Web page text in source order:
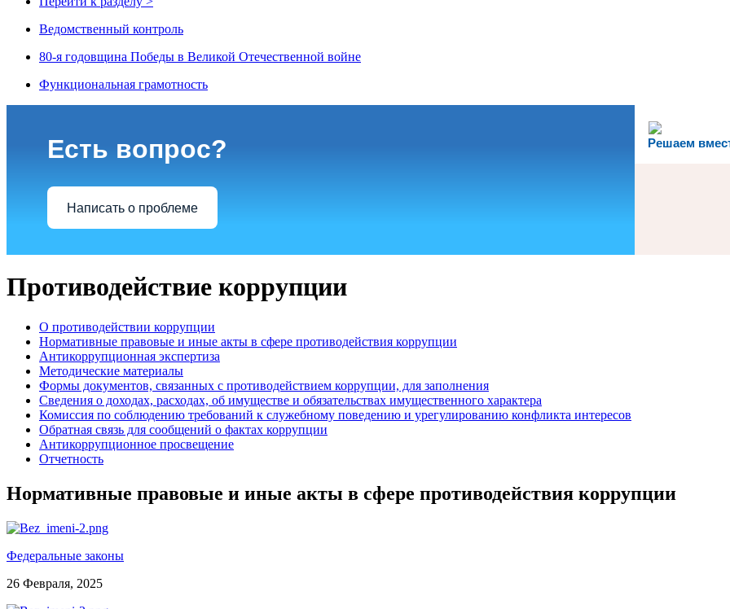
Ведомственный контроль
80-я годовщина Победы в Великой Отечественной войне
Функциональная грамотность
Решаем
Есть вопрос?
Написать о проблеме
Противодействие коррупции
О противодействии коррупции
Нормативные правовые и иные акты в сфере противодействия коррупции
Антикоррупционная экспертиза
Методические материалы
Формы документов, связанных с противодействием коррупции, для заполнения
Сведения о доходах, расходах, об имуществе и обязательствах имущественного характера
Комиссия по соблюдению требований к служебному поведению и урегулированию конфликта интересов
Обратная связь для сообщений о фактах коррупции
Антикоррупционное просвещение
Отчетность
Нормативные правовые и иные акты в сфере противодействия коррупции
Федеральные законы
26 Февраля, 2025